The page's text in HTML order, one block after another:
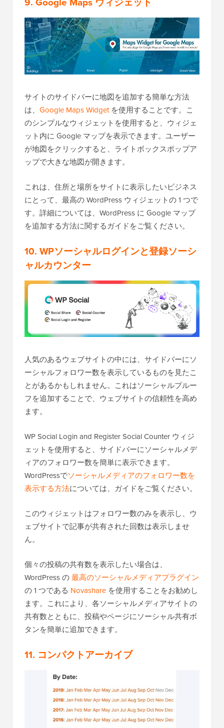
サイトのサイドバーに地図を追加する簡単な方法
は、 Google Maps Widgetを使用することです。こ
のシンプルなウィジェットを使用すると、ウィジェ
ット内に Google マップを表示できます。ユーザー
が地図をクリックすると、ライトボックスポップア
ップで大きな地図が開きます。
これは、住所と場所をサイトに表示したいビジネス
にとって、最高の WordPress ウィジェットの 1 つで
す。詳細については、WordPress に Google マップ
を追加する方法に関するガイドをご覧ください。
10. WPソーシャルログインと登録ソーシ
ャルカウンター
人気のあるウェブサイトの中には、サイドバーにソ
ーシャルフォロワー数を表示しているものを見たこ
とがあるかもしれません。これはソーシャルプルー
フを追加することで、ウェブサイトの信頼性を高め
ます。
WP Social Login and Register Social Counter ウィジ
ェットを使用すると、サイドバーにソーシャルメデ
ィアのフォロワー数を簡単に表示できます。
WordPressでソーシャルメディアのフォロワー数を
表示する方法については、ガイドをご覧ください。
このウィジェットはフォロワー数のみを表示し、ウ
ェブサイトで記事が共有された回数は表示しませ
ん。
個々の投稿の共有数を表示したい場合は、
WordPress の最高のソーシャルメディアプラグイン
の 1 つである Novashare を使用することをお勧めし
ます。これにより、各ソーシャルメディアサイトの
共有数とともに、投稿やページにソーシャル共有ボ
タンを簡単に追加できます。
11. コンパクトアーカイブ